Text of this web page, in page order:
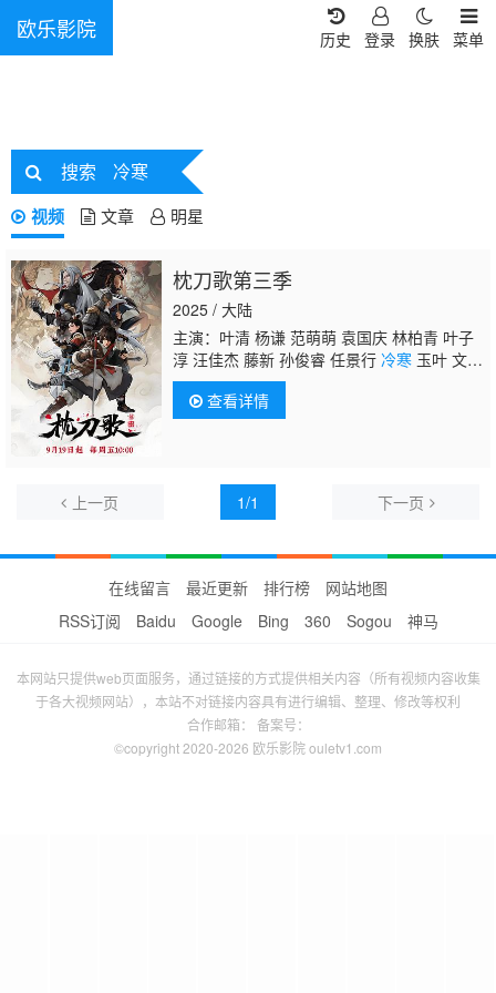
欧乐影院 菜单
换肤
登录
历史
搜索 冷寒
视频 文章 明星
枕刀歌第三季
2025 / 大陆
主演：叶清 杨谦 范萌萌 袁国庆 林柏青 叶子
淳 汪佳杰 藤新 孙俊睿 任景行 冷寒玉叶 文昊
宇 言浩 张家辉 臧聪聪 陶宇 万懿兴 相裕泉 孙
曼瑜 尉俊仁 王珏 沈双迪 叶奕彤 华辰瑾 卢
晔 王以勒 张健豪 张倩 仵悦彤 仵悦轩 钱可
查看详情
上一页 1/1 下一页
在线留言 最近更新 排行榜
网站地图
RSS订阅
Baidu Google Bing 360 Sogou 神马
本网站只提供web页面服务，通过链接的方式提供相关内容（所有视频内容收集
于各大视频网站），本站不对链接内容具有进行编辑、整理、修改等权利
合作邮箱： 备案号：
©copyright 2020-2026 欧乐影院 ouletv1.com